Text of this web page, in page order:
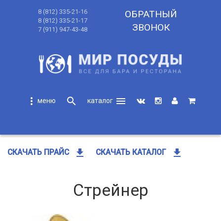
8 (812) 335-21-16
8 (812) 335-21-17
7 (911) 947-43-48
ОБРАТНЫЙ
ЗВОНОК
more_vert search
menu
СКАЧАТЬ ПРАЙС get_app СКАЧАТЬ КАТАЛОГ get_app
Стрейнер